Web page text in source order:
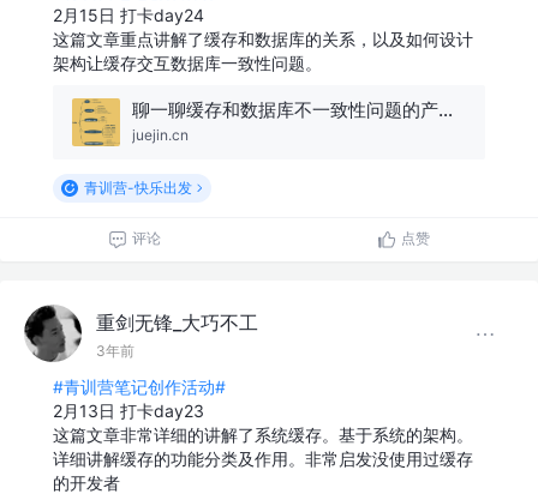
2月15日 打卡day24
这篇文章重点讲解了缓存和数据库的关系，以及如何设计
架构让缓存交互数据库一致性问题。
聊一聊缓存和数据库不一致性问题的产生及主流解决方案以及扩展的思考
juejin.cn
青训营-快乐出发
评论 点赞
重剑无锋_大巧不工
3年前
#青训营笔记创作活动#
2月13日 打卡day23
这篇文章非常详细的讲解了系统缓存。基于系统的架构。
详细讲解缓存的功能分类及作用。非常启发没使用过缓存
的开发者